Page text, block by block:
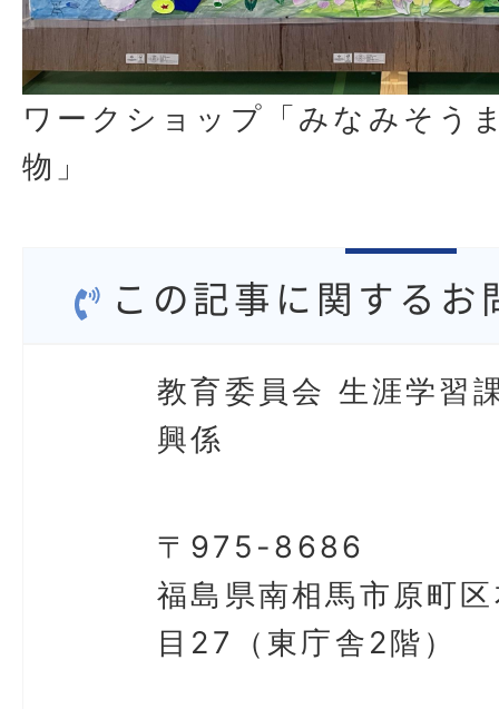
ワークショップ「みなみそう
物」
この記事に関するお
教育委員会 生涯学習
興係
〒975-8686
福島県南相馬市原町
目27（東庁舎2階）